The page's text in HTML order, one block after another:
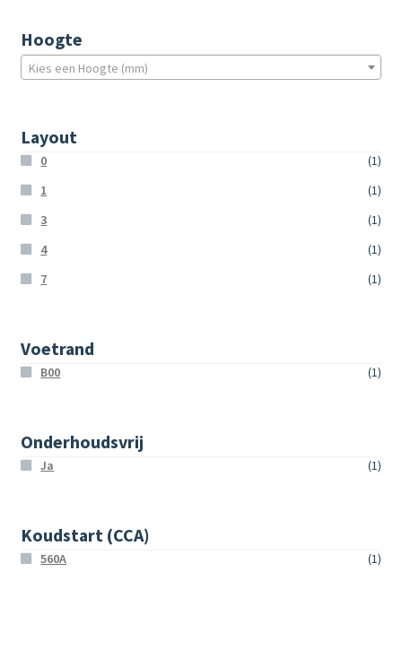
Hoogte
Kies een Hoogte (mm)
Layout
0
(1)
1
(1)
3
(1)
4
(1)
7
(1)
Voetrand
B00 (1)
Onderhoudsvrij
Ja (1)
Koudstart (CCA)
560A (1)